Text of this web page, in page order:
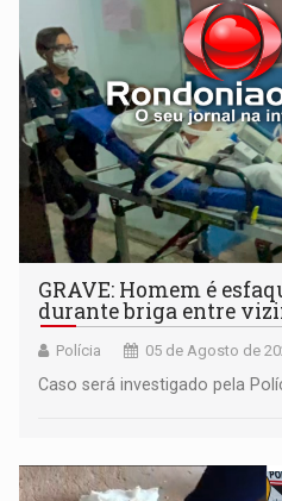
GRAVE: Homem é
durante briga entre
Polícia 05 de Agosto de
Caso será investigado pela